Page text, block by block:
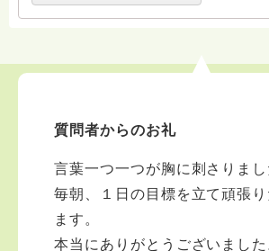
質問者からのお礼
言葉一つ一つが胸に刺さりまし
毎朝、１日の目標を立て頑張
ます。
本当にありがとうございました